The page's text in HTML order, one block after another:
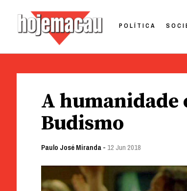
POLÍTICA
A humanidade
Budismo
Paulo José Miranda- 12 Jun 2018